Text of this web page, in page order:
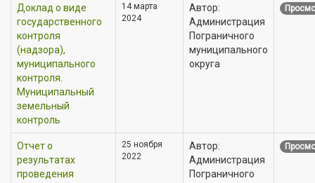
Доклад о виде
государственного
контроля
(надзора),
муниципального
контроля.
Муниципальный
земельный
контроль
14 марта
2024
Автор:
Администрация
Пограничного
муниципального
округа
Отчет о
результатах
проведения
25 ноября
2022
Автор:
Администрация
Пограничного